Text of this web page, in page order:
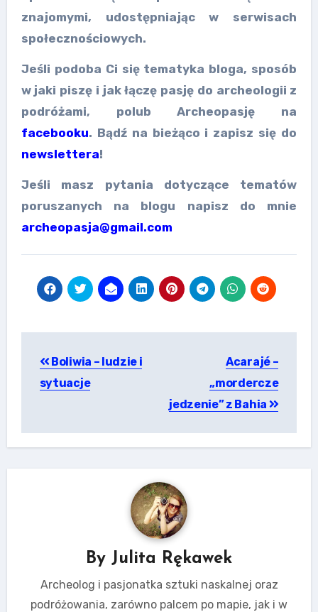
znajomymi, udostępniając w serwisach
społecznościowych.
Jeśli podoba Ci się tematyka bloga, sposób
w jaki piszę i jak łączę pasję do archeologii z
podróżami, polub Archeopasję na
facebooku. Bądź na bieżąco i zapisz się do
newslettera!
Jeśli masz pytania dotyczące tematów
poruszanych na blogu napisz do mnie
archeopasja@gmail.com
wpisu
Boliwia – ludzie i
sytuacje
Acarajé –
„mordercze
jedzenie” z Bahia
By Julita Rękawek
Archeolog i pasjonatka sztuki naskalnej oraz
podróżowania, zarówno palcem po mapie, jak i w